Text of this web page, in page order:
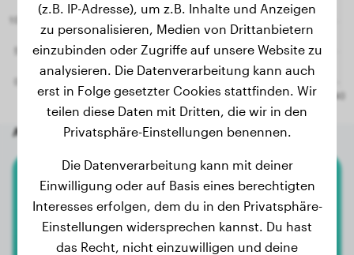
Andere zufällige Hunde
Shiba Inu
Umia
(z.B. IP-Adresse), um z.B. Inhalte und Anzeigen
zu personalisieren, Medien von Drittanbietern
einzubinden oder Zugriffe auf unsere Website zu
analysieren. Die Datenverarbeitung kann auch
erst in Folge gesetzter Cookies stattfinden. Wir
teilen diese Daten mit Dritten, die wir in den
Privatsphäre-Einstellungen benennen.
Die Datenverarbeitung kann mit deiner
Einwilligung oder auf Basis eines berechtigten
Interesses erfolgen, dem du in den Privatsphäre-
Einstellungen widersprechen kannst. Du hast
das Recht, nicht einzuwilligen und deine